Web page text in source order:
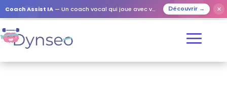
Coach Assist IA — Un coach vocal qui joue avec vos proches Découvrir → ✕